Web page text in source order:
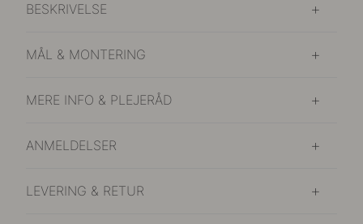
BESKRIVELSE
MÅL & MONTERING
MERE INFO & PLEJERÅD
ANMELDELSER
LEVERING & RETUR